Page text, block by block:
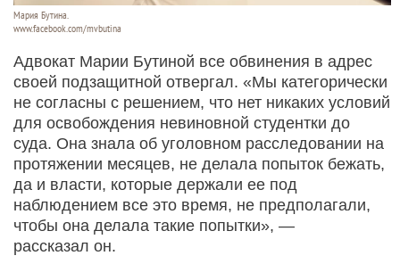
Мария Бутина.
www.facebook.com/mvbutina
Адвокат Марии Бутиной все обвинения в адрес
своей подзащитной отвергал. «Мы категорически
не согласны с решением, что нет никаких условий
для освобождения невиновной студентки до
суда. Она знала об уголовном расследовании на
протяжении месяцев, не делала попыток бежать,
да и власти, которые держали ее под
наблюдением все это время, не предполагали,
чтобы она делала такие попытки», —
рассказал он.